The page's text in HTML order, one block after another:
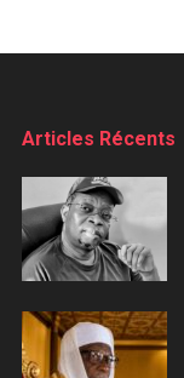
Articles Récents